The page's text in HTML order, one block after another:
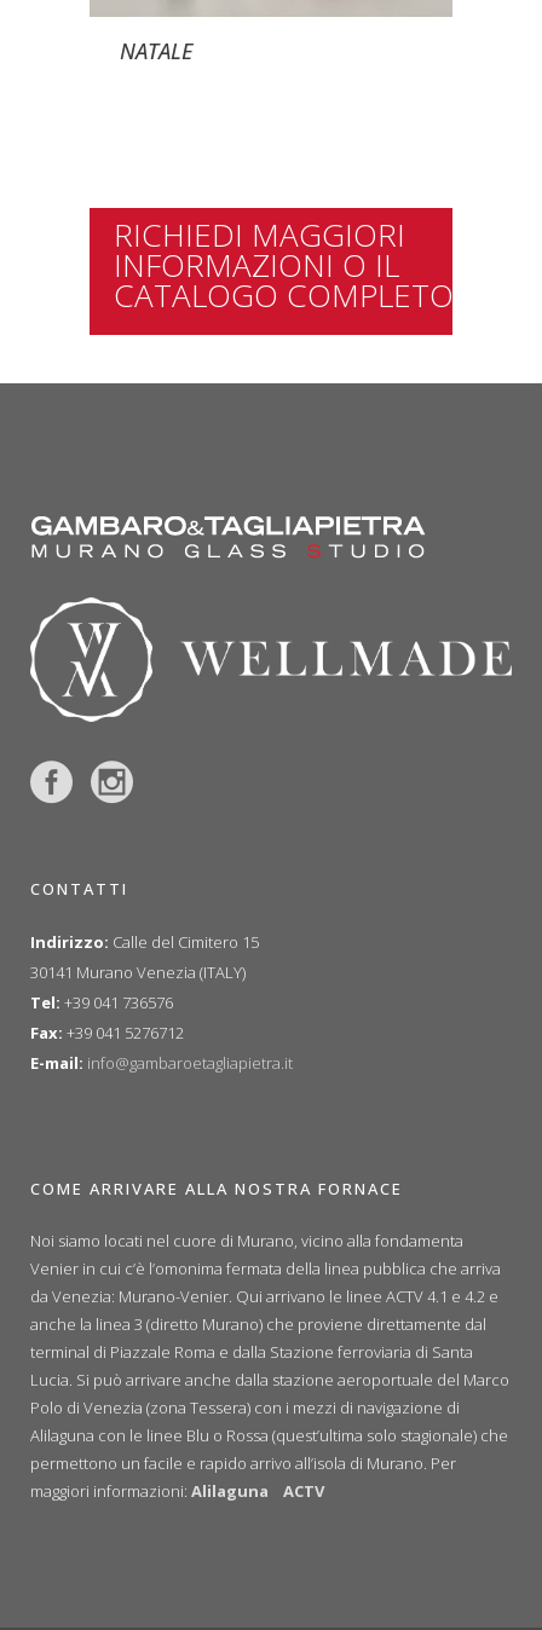
NATALE
RICHIEDI MAGGIORI
INFORMAZIONI O IL
CATALOGO COMPLETO
CONTATTI
Indirizzo: Calle del Cimitero 15
30141 Murano Venezia (ITALY)
Tel: +39 041 736576
Fax: +39 041 5276712
E-mail: info@gambaroetagliapietra.it
COME ARRIVARE ALLA NOSTRA FORNACE
Noi siamo locati nel cuore di Murano, vicino alla fondamenta
Venier in cui c’è l’omonima fermata della linea pubblica che arriva
da Venezia: Murano-Venier. Qui arrivano le linee ACTV 4.1 e 4.2 e
anche la linea 3 (diretto Murano) che proviene direttamente dal
terminal di Piazzale Roma e dalla Stazione ferroviaria di Santa
Lucia. Si può arrivare anche dalla stazione aeroportuale del Marco
Polo di Venezia (zona Tessera) con i mezzi di navigazione di
Alilaguna con le linee Blu o Rossa (quest’ultima solo stagionale) che
permettono un facile e rapido arrivo all’isola di Murano. Per
maggiori informazioni: Alilaguna ACTV